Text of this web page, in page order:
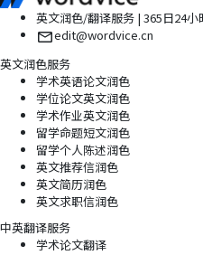
英文润色/翻译服务 | 365日24小
edit@wordvice.cn
英文润色服务
学术英语论文润色
学位论文英文润色
学术作业英文润色
留学命题短文润色
留学个人陈述润色
英文推荐信润色
英文简历润色
英文求职信润色
中英翻译服务
学术论文翻译